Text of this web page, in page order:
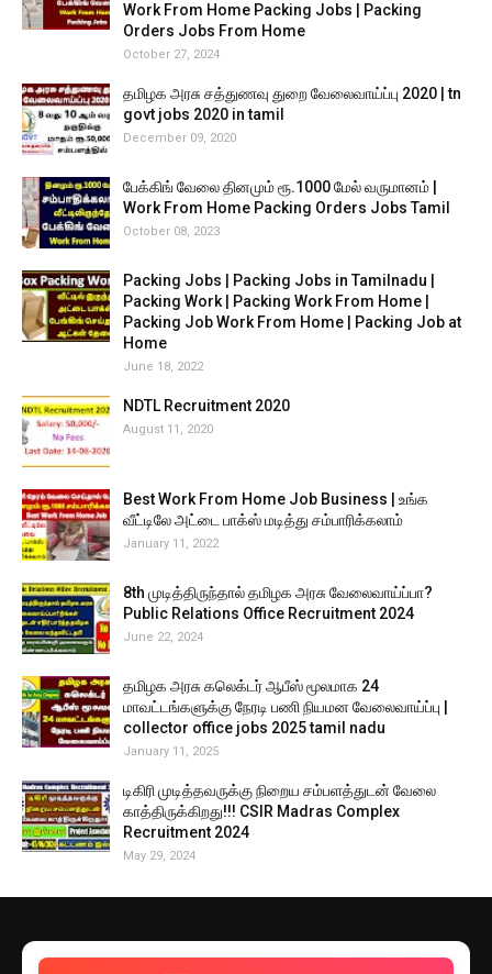
Work From Home Packing Jobs | Packing
Orders Jobs From Home
October 27, 2024
தமிழக அரசு சத்துணவு துறை வேலைவாய்ப்பு 2020 | tn
govt jobs 2020 in tamil
December 09, 2020
பேக்கிங் வேலை தினமும் ரூ.1000 மேல் வருமானம் |
Work From Home Packing Orders Jobs Tamil
October 08, 2023
Packing Jobs | Packing Jobs in Tamilnadu |
Packing Work | Packing Work From Home |
Packing Job Work From Home | Packing Job at
Home
June 18, 2022
NDTL Recruitment 2020
August 11, 2020
Best Work From Home Job Business | உங்க
வீட்டிலே அட்டை பாக்ஸ் மடித்து சம்பாரிக்கலாம்
January 11, 2022
8th முடித்திருந்தால் தமிழக அரசு வேலைவாய்ப்பா?
Public Relations Office Recruitment 2024
June 22, 2024
தமிழக அரசு கலெக்டர் ஆபீஸ் மூலமாக 24
மாவட்டங்களுக்கு நேரடி பணி நியமன வேலைவாய்ப்பு |
collector office jobs 2025 tamil nadu
January 11, 2025
டிகிரி முடித்தவருக்கு நிறைய சம்பளத்துடன் வேலை
காத்திருக்கிறது!!! CSIR Madras Complex
Recruitment 2024
May 29, 2024